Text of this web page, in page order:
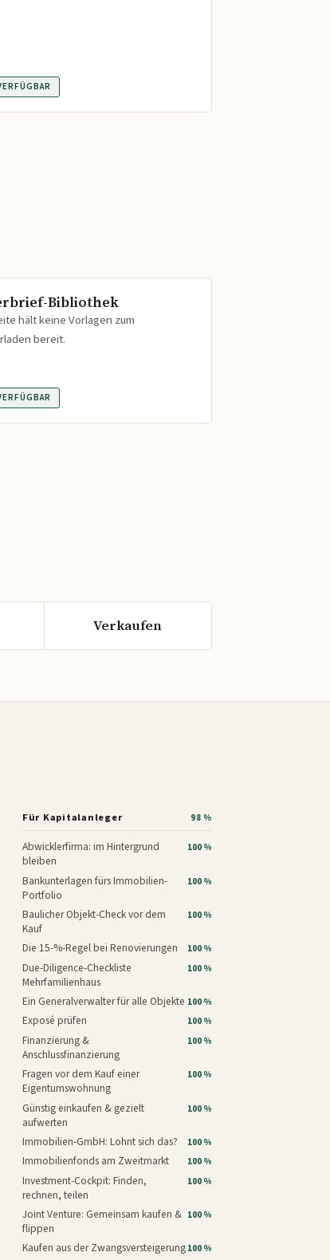
Bibliothek
hält keine Vorlagen zum
bereit.
Verkaufen
Für Kapitalanleger 98 %
Abwicklerfirma: im Hintergrund
bleiben
100 %
Bankunterlagen fürs Immobilien-
Portfolio
100 %
Baulicher Objekt-Check vor dem
Kauf
100 %
Die 15-%-Regel bei Renovierungen 100 %
Due-Diligence-Checkliste
Mehrfamilienhaus
100 %
Ein Generalverwalter für alle Objekte 100 %
Exposé prüfen 100 %
Finanzierung &
Anschlussfinanzierung
100 %
Fragen vor dem Kauf einer
Eigentumswohnung
100 %
Günstig einkaufen & gezielt
aufwerten
100 %
Immobilien-GmbH: Lohnt sich das? 100 %
Immobilienfonds am Zweitmarkt 100 %
Investment-Cockpit: Finden,
rechnen, teilen
100 %
Joint Venture: Gemeinsam kaufen &
flippen
100 %
Kaufen aus der Zwangsversteigerung100 %